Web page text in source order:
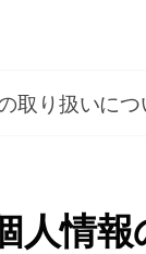
取り扱いに
人情報